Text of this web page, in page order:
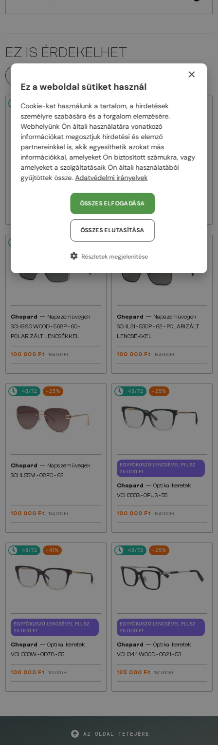
EZ IS ÉRDEKELHET
48/72 -25%
Chopard—Napszemüvegek
SCH353M - 04GB - 54
48/72 -25%
Chopard—
135 000 Ft
Chopard — Napszemüvegek
SCHG90 WOOD - 568P - 60 -
POLARIZÁLT LENCSÉKKEL
100 000 Ft 134 000 Ft
48/72 -25%
Chopard — Napszemüvegek
SCHL31 - 530P - 62 - POLARIZÁLT
LENCSÉKKEL
100 000 Ft 134 000 Ft
48/72 -25%
Chopard — Napszemüvegek
SCHL55M - 08FC - 62
100 000 Ft 134 000 Ft
48/72 -25%
EGYFÓKUSZÚ LENCSÉVEL PLUSZ
25 000 FT
Chopard — Optikai keretek
VCH333S - 0FUS - 55
100 000 Ft 134 000 Ft
48/72 -41%
EGYFÓKUSZÚ LENCSÉVEL PLUSZ
25 000 FT
Chopard — Optikai keretek
VCH333W - 0D78 - 55
100 000 Ft 170 000 Ft
48/72 -25%
EGYFÓKUSZÚ LENCSÉVEL PLUSZ
25 000 FT
Chopard — Optikai keretek
VCH344 WOOD - 0821 - 53
125 000 Ft 167 000 Ft
AZ OLDAL TETEJÉRE
×
Ez a weboldal sütiket használ
Cookie-kat használunk a tartalom, a hirdetések
személyre szabására és a forgalom elemzésére.
Webhelyünk Ön általi használatára vonatkozó
információkat megosztjuk hirdetési és elemző
partnereinkkel is, akik egyesíthetik azokat más
információkkal, amelyeket Ön biztosított számukra, vagy
amelyeket a szolgáltatásaik Ön általi használatából
gyűjtöttek össze. Adatvédelmi irányelvek
ÖSSZES ELFOGADÁSA
ÖSSZES ELUTASÍTÁSA
Részletek megjelenítése